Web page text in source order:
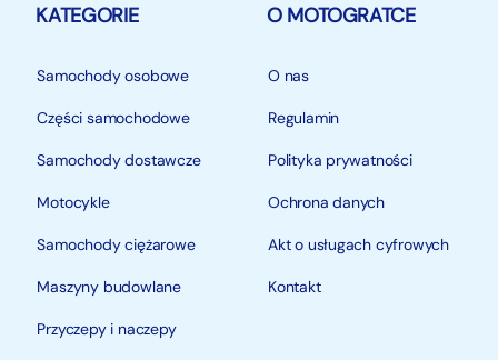
KATEGORIE
Samochody osobowe
Części samochodowe
Samochody dostawcze
Motocykle
Samochody ciężarowe
Maszyny budowlane
Przyczepy i naczepy
O MOTOGRATCE
O nas
Regulamin
Polityka prywatności
Ochrona danych
Akt o usługach cyfrowych
Kontakt